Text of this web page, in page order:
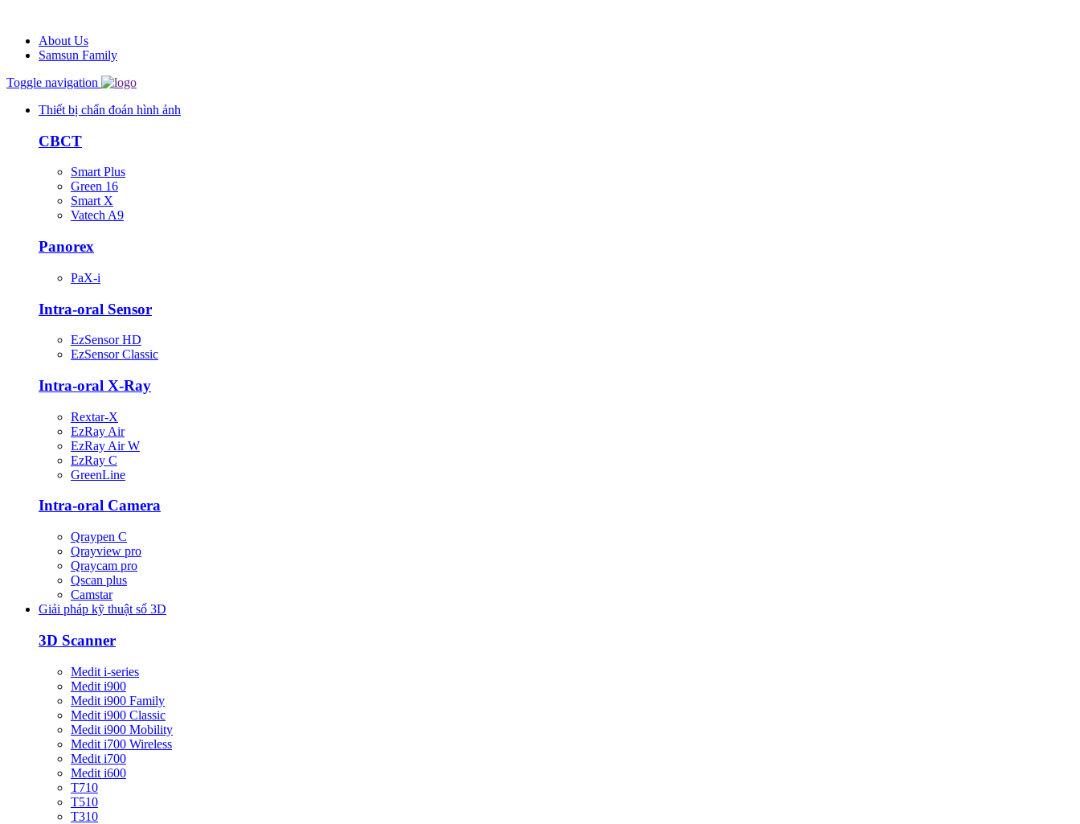
About Us
Samsun Family
Toggle navigation
Thiết bị chẩn đoán hình ảnh
CBCT
Smart Plus
Green 16
Smart X
Vatech A9
Panorex
PaX-i
Intra-oral Sensor
EzSensor HD
EzSensor Classic
Intra-oral X-Ray
Rextar-X
EzRay Air
EzRay Air W
EzRay C
GreenLine
Intra-oral Camera
Qraypen C
Qrayview pro
Qraycam pro
Qscan plus
Camstar
Giải pháp kỹ thuật số 3D
3D Scanner
Medit i-series
Medit i900
Medit i900 Family
Medit i900 Classic
Medit i900 Mobility
Medit i700 Wireless
Medit i700
Medit i600
T710
T510
T310